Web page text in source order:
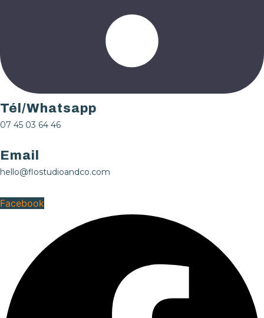
Tél/Whatsapp
07 45 03 64 46
Email
hello@flostudioandco.com
Facebook